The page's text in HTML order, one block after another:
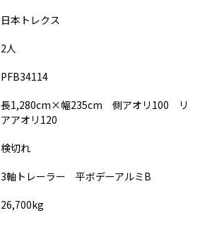
日本トレクス
2人
PFB34114
長1,280cm×幅235cm 側アオリ100 リ
アアオリ120
検切れ
3軸トレーラー 平ボデーアルミB
26,700kg